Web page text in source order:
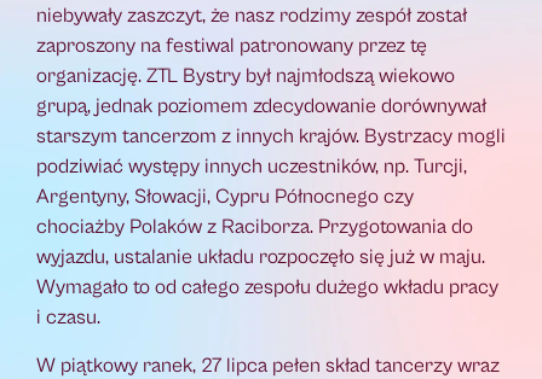
niebywały zaszczyt, że nasz rodzimy zespół został
zaproszony na festiwal patronowany przez tę
organizację. ZTL Bystry był najmłodszą wiekowo
grupą, jednak poziomem zdecydowanie dorównywał
starszym tancerzom z innych krajów. Bystrzacy mogli
podziwiać występy innych uczestników, np. Turcji,
Argentyny, Słowacji, Cypru Północnego czy
chociażby Polaków z Raciborza. Przygotowania do
wyjazdu, ustalanie układu rozpoczęło się już w maju.
Wymagało to od całego zespołu dużego wkładu pracy
i czasu.
W piątkowy ranek, 27 lipca pełen skład tancerzy wraz